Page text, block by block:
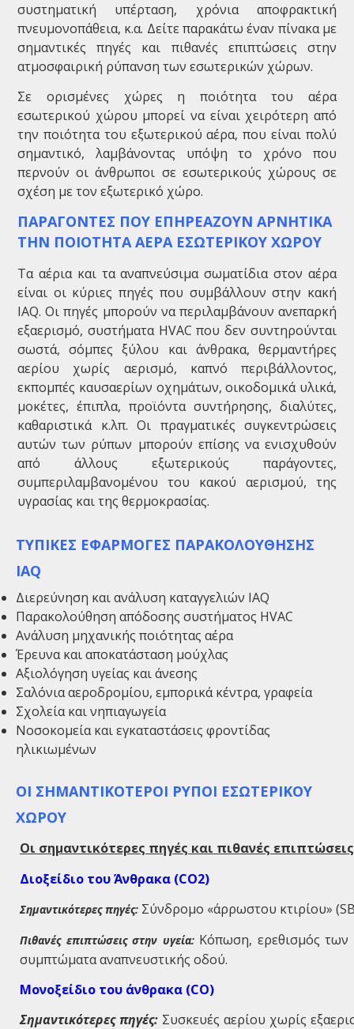
συστηματική υπέρταση, χρόνια αποφρακτική
πνευμονοπάθεια, κ.α. Δείτε παρακάτω έναν πίνακα με
σημαντικές πηγές και πιθανές επιπτώσεις στην
ατμοσφαιρική ρύπανση των εσωτερικών χώρων.
Σε ορισμένες χώρες η ποιότητα του αέρα
εσωτερικού χώρου μπορεί να είναι χειρότερη από
την ποιότητα του εξωτερικού αέρα, που είναι πολύ
σημαντικό, λαμβάνοντας υπόψη το χρόνο που
περνούν οι άνθρωποι σε εσωτερικούς χώρους σε
σχέση με τον εξωτερικό χώρο.
ΠΑΡΑΓΟΝΤΕΣ ΠΟΥ ΕΠΗΡΕΑΖΟΥΝ ΑΡΝΗΤΙΚΑ
ΤΗΝ ΠΟΙΟΤΗΤΑ ΑΕΡΑ ΕΣΩΤΕΡΙΚΟΥ ΧΩΡΟΥ
Τα αέρια και τα αναπνεύσιμα σωματίδια στον αέρα
είναι οι κύριες πηγές που συμβάλλουν στην κακή
IAQ. Οι πηγές μπορούν να περιλαμβάνουν ανεπαρκή
εξαερισμό, συστήματα HVAC που δεν συντηρούνται
σωστά, σόμπες ξύλου και άνθρακα, θερμαντήρες
αερίου χωρίς αερισμό, καπνό περιβάλλοντος,
εκπομπές καυσαερίων οχημάτων, οικοδομικά υλικά,
μοκέτες, έπιπλα, προϊόντα συντήρησης, διαλύτες,
καθαριστικά κ.λπ. Οι πραγματικές συγκεντρώσεις
αυτών των ρύπων μπορούν επίσης να ενισχυθούν
από άλλους εξωτερικούς παράγοντες,
συμπεριλαμβανομένου του κακού αερισμού, της
υγρασίας και της θερμοκρασίας.
ΤΥΠΙΚΕΣ ΕΦΑΡΜΟΓΕΣ ΠΑΡΑΚΟΛΟΥΘΗΣΗΣ
IAQ
Διερεύνηση και ανάλυση καταγγελιών IAQ
Παρακολούθηση απόδοσης συστήματος HVAC
Ανάλυση μηχανικής ποιότητας αέρα
Έρευνα και αποκατάσταση μούχλας
Αξιολόγηση υγείας και άνεσης
Σαλόνια αεροδρομίου, εμπορικά κέντρα, γραφεία
Σχολεία και νηπιαγωγεία
Νοσοκομεία και εγκαταστάσεις φροντίδας
ηλικιωμένων
ΟΙ ΣΗΜΑΝΤΙΚΟΤΕΡΟΙ ΡΥΠΟΙ ΕΣΩΤΕΡΙΚΟΥ
ΧΩΡΟΥ
Οι σημαντικότερες πηγές και πιθανές
Διοξείδιο του Άνθρακα (CO2)
Σημαντικότερες πηγές: Σύνδρομο «άρρωστου κτιρίου»
Πιθανές επιπτώσεις στην υγεία:Κόπωση, ερεθισμός των
συμπτώματα αναπνευστικής οδού.
Μονοξείδιο του άνθρακα (CO)
Σημαντικότερες πηγές: Συσκευές αερίου χωρίς